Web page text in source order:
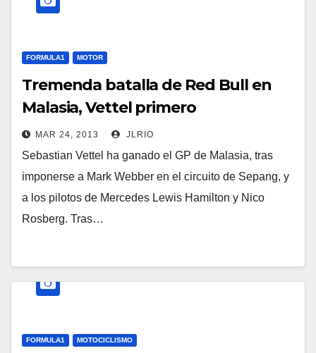
FORMULA1 MOTOR
Tremenda batalla de Red Bull en
Malasia, Vettel primero
MAR 24, 2013 JLRIO
Sebastian Vettel ha ganado el GP de Malasia, tras
imponerse a Mark Webber en el circuito de Sepang, y
a los pilotos de Mercedes Lewis Hamilton y Nico
Rosberg. Tras…
FORMULA1 MOTOCICLISMO